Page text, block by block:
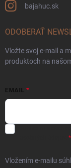
bajahuc.sk
ODOBERAŤ
Vložte svoj e-mail a
produktoch na
EMAIL
Vložením e-mailu